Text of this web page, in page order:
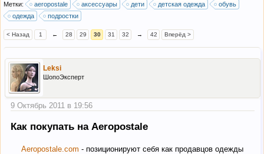
Метки: aeropostale аксессуары дети детская одежда
обувь
одежда
подростки
< Назад 1 ← 28 29 30 31 32 → 42 Вперёд >
Leksi
ШопоЭксперт
9 Октябрь 2011 в 19:56
Как покупать на Aeropostale
Aeropostale.com - позиционируют себя как продавцов одежды